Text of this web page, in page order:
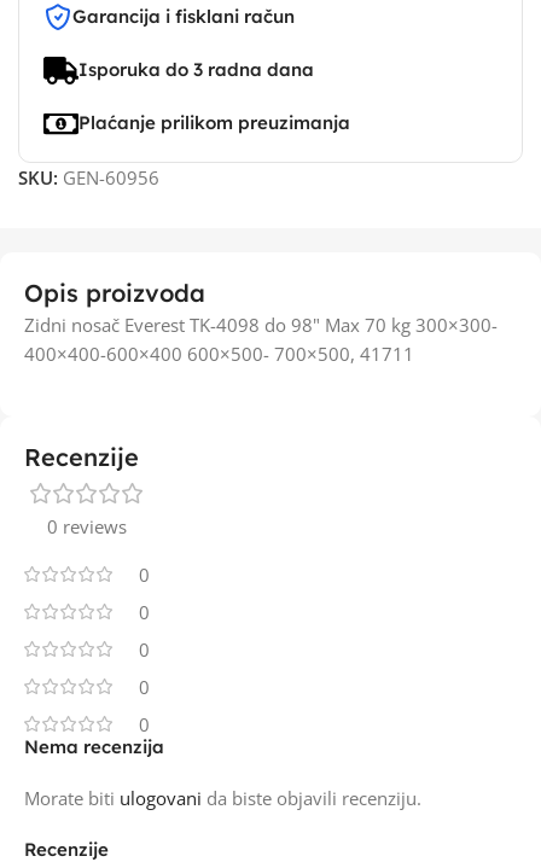
Garancija i fisklani račun
Isporuka do 3 radna dana
Plaćanje prilikom preuzimanja
SKU: GEN-60956
Opis proizvoda
Zidni nosač Everest TK-4098 do 98" Max 70 kg 300×300-
400×400-600×400 600×500- 700×500, 41711
Recenzije
0 reviews
0
0
0
0
0
Recenzije
Nema recenzija
Morate biti ulogovani da biste objavili recenziju.